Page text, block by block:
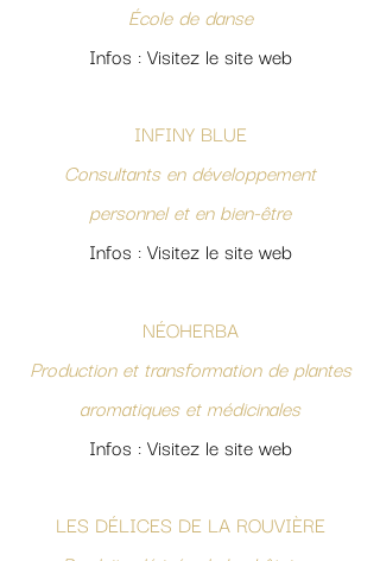
École de danse
Infos : Visitez le site web
INFINY BLUE
Consultants en développement
personnel et en bien-être
Infos : Visitez le site web
NÉOHERBA
Production et transformation de plantes
aromatiques et médicinales
Infos : Visitez le site web
LES DÉLICES DE LA ROUVIÈRE